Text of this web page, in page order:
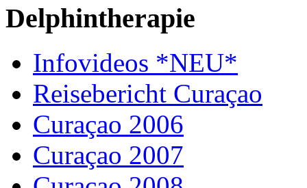
Delphintherapie
Infovideos *NEU*
Reisebericht Curaçao
Curaçao 2006
Curaçao 2007